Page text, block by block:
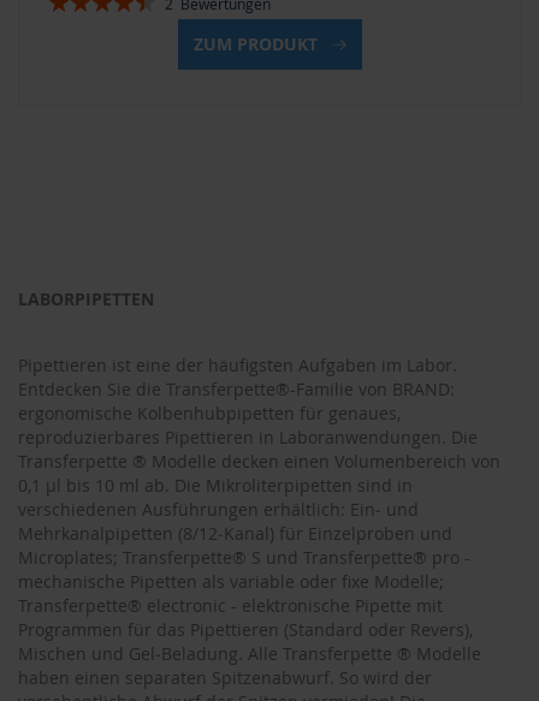
2 Bewertungen
ZUM PRODUKT
LABORPIPETTEN
Pipettieren ist eine der häufigsten Aufgaben im Labor.
Entdecken Sie die Transferpette®-Familie von BRAND:
ergonomische Kolbenhubpipetten für genaues,
reproduzierbares Pipettieren in Laboranwendungen. Die
Transferpette ® Modelle decken einen Volumenbereich von
0,1 µl bis 10 ml ab. Die Mikroliterpipetten sind in
verschiedenen Ausführungen erhältlich: Ein‑ und
Mehrkanalpipetten (8/12‑Kanal) für Einzelproben und
Microplates; Transferpette® S und Transferpette® pro -
mechanische Pipetten als variable oder fixe Modelle;
Transferpette® electronic - elektronische Pipette mit
Programmen für das Pipettieren (Standard oder Revers),
Mischen und Gel‑Beladung. Alle Transferpette ® Modelle
haben einen separaten Spitzenabwurf. So wird der